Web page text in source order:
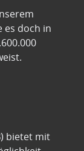
es doch in
bietet mit